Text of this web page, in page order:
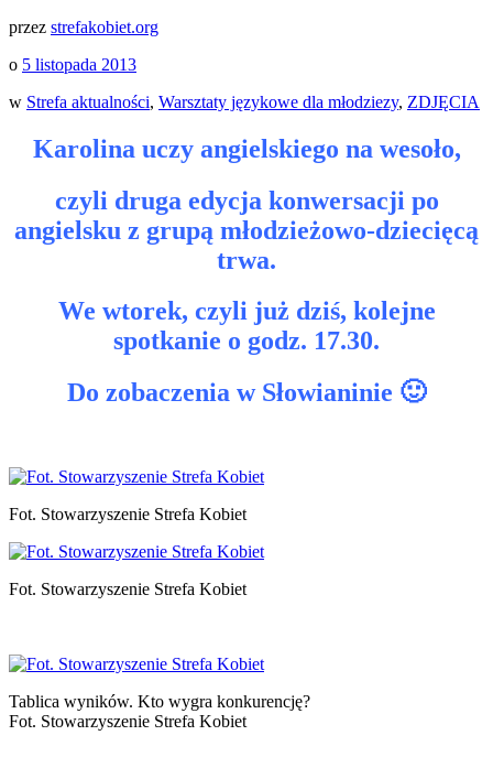
przez strefakobiet.org
o 5 listopada 2013
w Strefa aktualności, Warsztaty językowe dla młodziezy, ZDJĘCIA
Karolina uczy angielskiego na wesoło,
czyli druga edycja konwersacji po
angielsku z grupą młodzieżowo-dziecięcą
trwa.
We wtorek, czyli już dziś, kolejne
spotkanie o godz. 17.30.
Do zobaczenia w Słowianinie 🙂
Fot. Stowarzyszenie Strefa Kobiet
Fot. Stowarzyszenie Strefa Kobiet
Tablica wyników. Kto wygra konkurencję?
Fot. Stowarzyszenie Strefa Kobiet